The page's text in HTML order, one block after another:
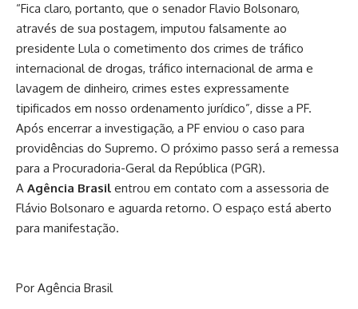
“Fica claro, portanto, que o senador Flavio Bolsonaro,
através de sua postagem, imputou falsamente ao
presidente Lula o cometimento dos crimes de tráfico
internacional de drogas, tráfico internacional de arma e
lavagem de dinheiro, crimes estes expressamente
tipificados em nosso ordenamento jurídico”, disse a PF.
Após encerrar a investigação, a PF enviou o caso para
providências do Supremo. O próximo passo será a remessa
para a Procuradoria-Geral da República (PGR).
A Agência Brasil entrou em contato com a assessoria de
Flávio Bolsonaro e aguarda retorno. O espaço está aberto
para manifestação.
Por Agência Brasil